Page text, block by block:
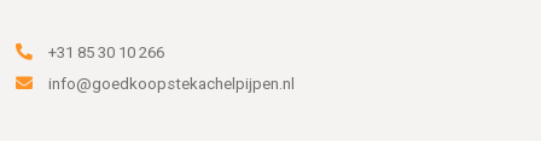
+31 85 30 10 266
info@goedkoopstekachelpijpen.nl